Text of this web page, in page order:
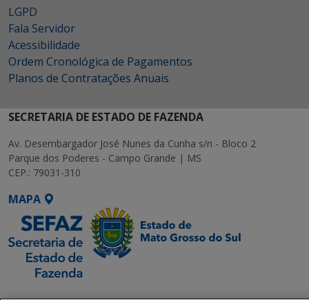
LGPD
Fala Servidor
Acessibilidade
Ordem Cronológica de Pagamentos
Planos de Contratações Anuais
SECRETARIA DE ESTADO DE FAZENDA
Av. Desembargador José Nunes da Cunha s/n - Bloco 2
Parque dos Poderes - Campo Grande | MS
CEP.: 79031-310
MAPA